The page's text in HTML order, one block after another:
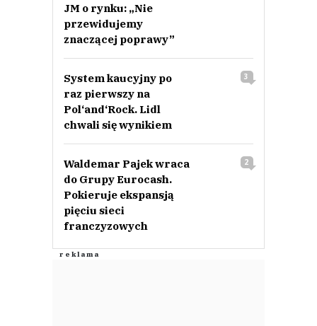
JM o rynku: „Nie
przewidujemy
znaczącej poprawy”
System kaucyjny po
raz pierwszy na
Pol‘and‘Rock. Lidl
chwali się wynikiem
3
Waldemar Pajek wraca
do Grupy Eurocash.
Pokieruje ekspansją
pięciu sieci
franczyzowych
2